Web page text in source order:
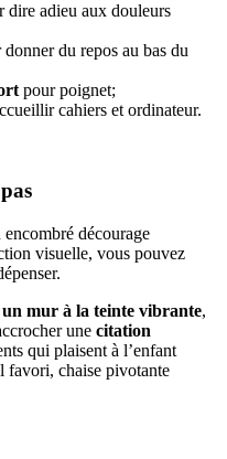
dire adieu aux douleurs
donner du repos au bas du
pour poignet;
cahiers et ordinateur.
décourage
visuelle, vous pouvez
un mur à la teinte vibrante,
une citation
qui plaisent à l’enfant
favori, chaise pivotante